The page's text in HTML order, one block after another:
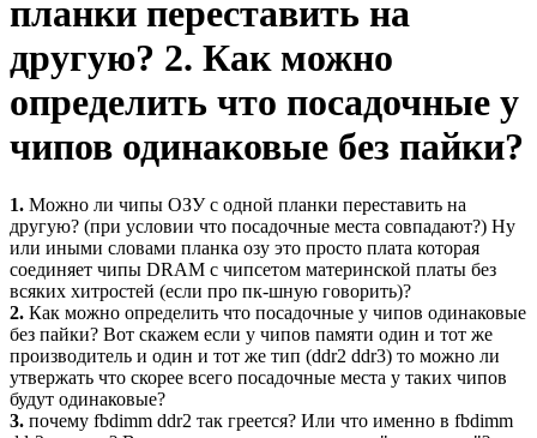
планки переставить на
другую? 2. Как можно
определить что посадочные у
чипов одинаковые без пайки?
1. Можно ли чипы ОЗУ с одной планки переставить на
другую? (при условии что посадочные места совпадают?) Ну
или иными словами планка озу это просто плата которая
соединяет чипы DRAM c чипсетом материнской платы без
всяких хитростей (если про пк-шную говорить)?
2. Как можно определить что посадочные у чипов одинаковые
без пайки? Вот скажем если у чипов памяти один и тот же
производитель и один и тот же тип (ddr2 ddr3) то можно ли
утвержать что скорее всего посадочные места у таких чипов
будут одинаковые?
3. почему fbdimm ddr2 так греется? Или что именно в fbdimm